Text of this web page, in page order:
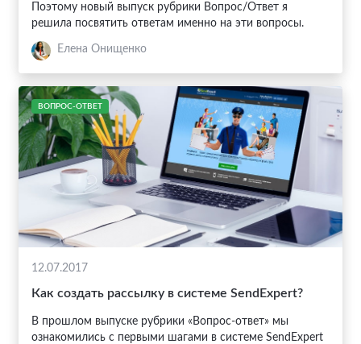
Поэтому новый выпуск рубрики Вопрос/Ответ я
решила посвятить ответам именно на эти вопросы.
Елена Онищенко
ВОПРОС-ОТВЕТ
12.07.2017
Как создать рассылку в системе SendExpert?
В прошлом выпуске рубрики «Вопрос-ответ» мы
ознакомились с первыми шагами в системе SendExpert